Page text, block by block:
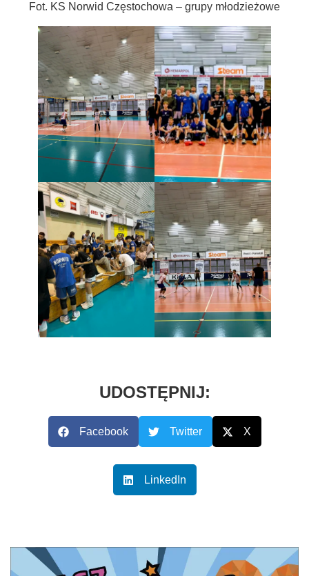
Fot. KS Norwid Częstochowa – grupy młodzieżowe
UDOSTĘPNIJ:
Facebook Twitter X
LinkedIn